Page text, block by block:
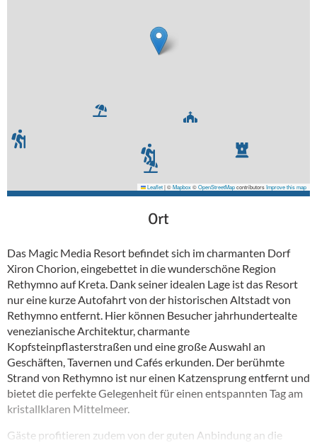
Leaflet|©Mapbox©OpenStreetMapcontributorsImprove this map
Ort
Das Magic Media Resort befindet sich im charmanten Dorf
Xiron Chorion, eingebettet in die wunderschöne Region
Rethymno auf Kreta. Dank seiner idealen Lage ist das Resort
nur eine kurze Autofahrt von der historischen Altstadt von
Rethymno entfernt. Hier können Besucher jahrhundertealte
venezianische Architektur, charmante
Kopfsteinpflasterstraßen und eine große Auswahl an
Geschäften, Tavernen und Cafés erkunden. Der berühmte
Strand von Rethymno ist nur einen Katzensprung entfernt und
bietet die perfekte Gelegenheit für einen entspannten Tag am
kristallklaren Mittelmeer.
Gäste profitieren zudem von der guten Anbindung an die